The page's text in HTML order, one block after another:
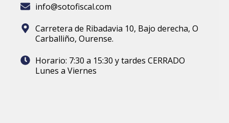
info@sotofiscal.com
Carretera de Ribadavia 10, Bajo derecha, O
Carballiño, Ourense.
Horario: 7:30 a 15:30 y tardes CERRADO
Lunes a Viernes